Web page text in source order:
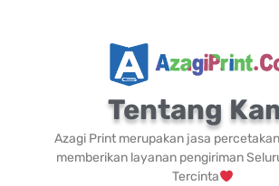
Tentang
Azagi Print merupakan jasa
memberikan layanan pengiriman
Tercinta